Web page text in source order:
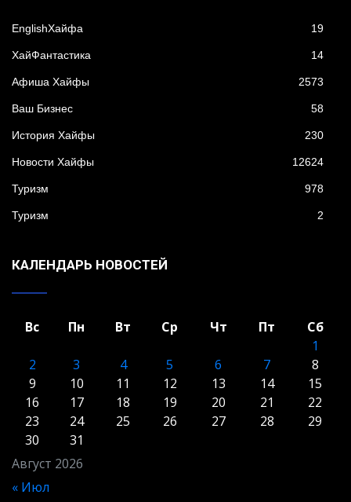
EnglishХайфа 19
XайФантастика 14
Афиша Хайфы 2573
Ваш Бизнес 58
История Хайфы 230
Новости Хайфы 12624
Туризм 978
Туризм 2
КАЛЕНДАРЬ НОВОСТЕЙ
Август 2026
Вс Пн Вт Ср Чт Пт
Сб
1
2
3 4 5 6 7
8
9
10 11 12 13 14
15
16
17 18 19 20 21
22
23
24 25 26 27 28
29
30
31
« Июл